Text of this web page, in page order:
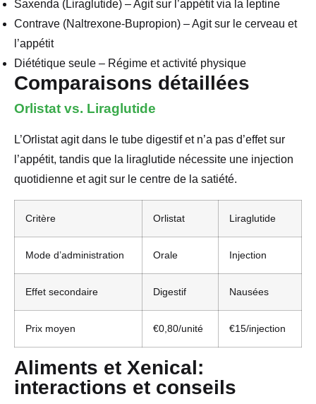
Saxenda (Liraglutide) – Agit sur l’appétit via la leptine
Contrave (Naltrexone-Bupropion) – Agit sur le cerveau et
l’appétit
Diététique seule – Régime et activité physique
Comparaisons détaillées
Orlistat vs. Liraglutide
L’Orlistat agit dans le tube digestif et n’a pas d’effet sur
l’appétit, tandis que la liraglutide nécessite une injection
quotidienne et agit sur le centre de la satiété.
Critère Orlistat Liraglutide
Mode d’administration Orale Injection
Effet secondaire Digestif Nausées
Prix moyen €0,80/unité €15/injection
Aliments et Xenical:
interactions et conseils